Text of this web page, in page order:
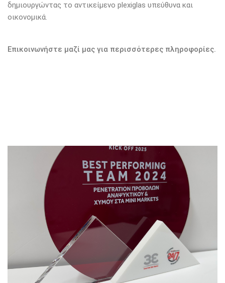
δημιουργώντας το αντικείμενο plexiglas υπεύθυνα και
οικονομικά.
Επικοινωνήστε μαζί μας για περισσότερες πληροφορίες.